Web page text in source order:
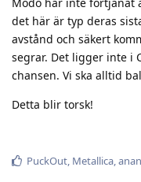
det här är typ deras
avstånd och säkert
segrar. Det ligger inte i
chansen. Vi ska alltid
Detta blir torsk!
PuckOut, Metallica,